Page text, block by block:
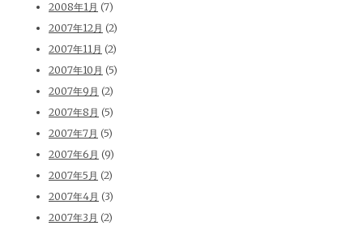
2008年1月 (7)
2007年12月 (2)
2007年11月 (2)
2007年10月 (5)
2007年9月 (2)
2007年8月 (5)
2007年7月 (5)
2007年6月 (9)
2007年5月 (2)
2007年4月 (3)
2007年3月 (2)